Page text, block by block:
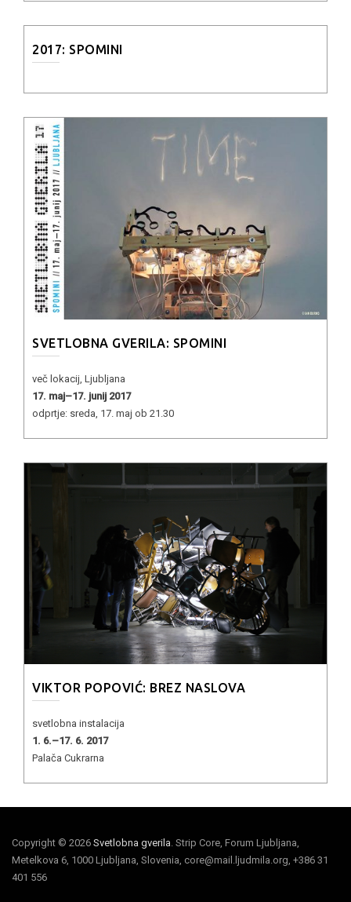
2017: SPOMINI
SVETLOBNA GVERILA: SPOMINI
več lokacij, Ljubljana
17. maj–17. junij 2017
odprtje: sreda, 17. maj ob 21.30
VIKTOR POPOVIĆ: BREZ NASLOVA
svetlobna instalacija
1. 6.–17. 6. 2017
Palača Cukrarna
Copyright © 2026 Svetlobna gverila . Strip Core, Forum Ljubljana,
Metelkova 6, 1000 Ljubljana, Slovenia, core@mail.ljudmila.org, +386 31
401 556